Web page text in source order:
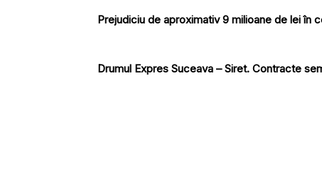
Prejudiciu de aproximativ 9 milioane de lei în
Drumul Expres Suceava – Siret. Contracte